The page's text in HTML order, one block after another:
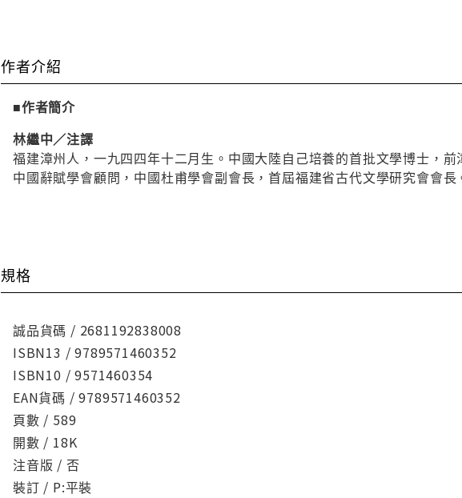
作者介紹
■作者簡介
林繼中／注譯
福建漳州人，一九四四年十二月生。中國大陸自己培養的首批文學博士，
中國辭賦學會顧問，中國杜甫學會副會長，首屆福建省古代文學研究會會
規格
誠品貨碼 / 2681192838008
ISBN13 / 9789571460352
ISBN10 / 9571460354
EAN貨碼 / 9789571460352
頁數 / 589
開數 / 18K
注音版 / 否
裝訂 / P:平裝